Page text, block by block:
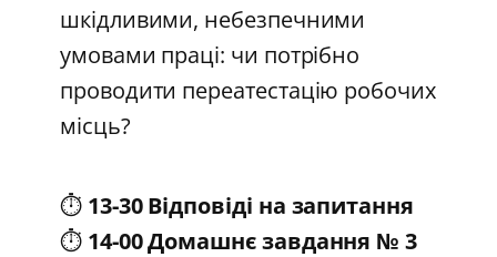
шкідливими, небезпечними
умовами праці: чи потрібно
проводити переатестацію робочих
місць?
⏱️ 13-30 Відповіді на запитання
⏱️ 14-00 Домашнє завдання № 3